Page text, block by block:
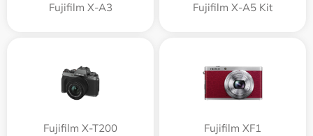
Fujifilm X-A3 Fujifilm X-A5 Kit
Fujifilm X-T200 Fujifilm XF1